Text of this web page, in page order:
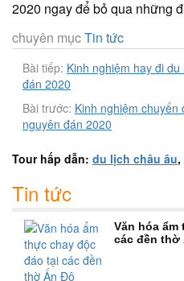
2020 ngay để bỏ qua những
chuyên mụcTin tức
Bài tiếp: Kinh nghiệm hay đi
đán 2020
Bài trước: Kinh nghiệm
nguyên đán 2020
Tour hấp dẫn: du lịch châu âu,
Tin tức
Văn hóa
các đền thờ